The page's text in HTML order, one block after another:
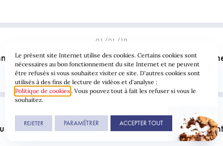
01/01/19
! Gelukkig Nieuwjaar! Happy New Year! Frohes
– 24/01/19 – Le sol wallon : appréhender les
Le présent site Internet utilise des cookies. Certains cookies sont
nécessaires au bon fonctionnement du site Internet et ne peuvent
être refusés si vous souhaitez visiter ce site. D'autres cookies sont
utilisés à des fins de lecture de vidéos et d'analyse :
Politique de cookies . Vous pouvez tout à fait les refuser si vous le
souhaitez.
REJETER PARAMÉTRER ACCEPTER TOUT